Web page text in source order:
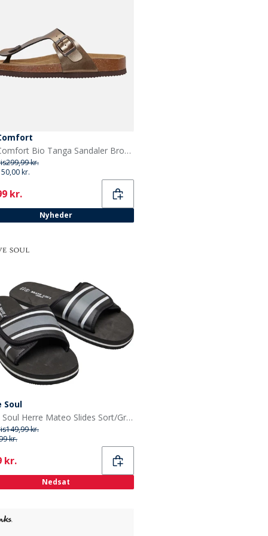
CPH Comfort Bio Tanga Sandaler Bronze
299,99 kr.
kr.
kr.
Nyheder
Soul
Brave Soul Herre Mateo Slides Sort/Grå/Hvid
149,99 kr.
kr.
kr.
Nedsat